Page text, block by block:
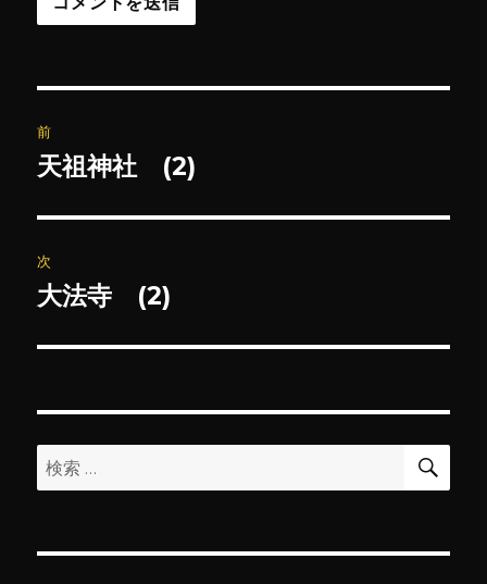
稿
ビ
ゲ
ー
ン
前
前
投
稿:
天祖神社 (2)
次
次
投
大法寺 (2)
検
索:
検